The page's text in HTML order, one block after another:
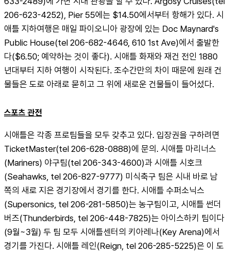
206-623-4252), Pier 55에는 $14.50에서부터 항해가 있다. 시
애틀 지하여행은 매일 파이오니아 광장에 있는 Doc Maynard's
Public House(tel 206-682-4646, 610 1st Ave)에서 출발한
다($6.50; 예약하는 것이 좋다). 시애틀 화재와 재건 전인 1880
년대부터 지하 여행이 시작된다. 조수간만의 차이 때문에 원래 건
물들은 도로 아래로 묻히고 그 위에 새로운 건물들이 들어섰다.
스포츠 관전
시애틀은 각종 프로팀들을 모두 갖추고 있다. 입장권을 구하려면
TicketMaster(tel 206-628-0888)에 문의. 시애틀 마리너스
(Mariners) 야구팀(tel 206-343-4600)과 시애틀 시호크
(Seahawks, tel 206-827-9777) 미식축구 팀은 시내 바로 남
쪽의 새로 지은 경기장에서 경기를 한다. 시애틀 수퍼소닉스
(Supersonics, tel 206-281-5850)는 농구팀이고, 시애틀 썬더
버즈(Thunderbirds, tel 206-448-7825)는 아이스하키 팀이다
(9월~3월) 두 팀 모두 시애틀센터의 키아레나(Key Arena)에서
경기를 가진다. 시애틀 레인(Reign, tel 206-285-5225)은 이 도